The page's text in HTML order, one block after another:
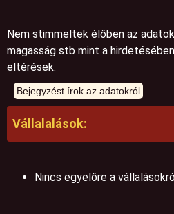
Nem stimmeltek élőben az
magasság stb mint a
eltérések.
Vállalalások:
Nincs egyelőre a